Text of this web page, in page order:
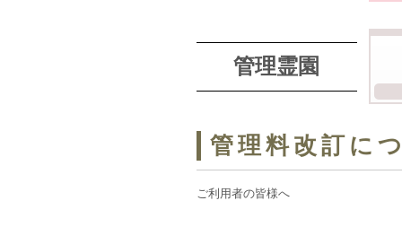
管理霊園
管理料改訂に
ご利用者の皆様へ